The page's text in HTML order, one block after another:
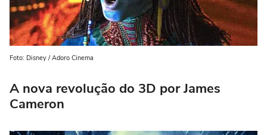
Foto: Disney / Adoro Cinema
A nova revolução do 3D por James
Cameron